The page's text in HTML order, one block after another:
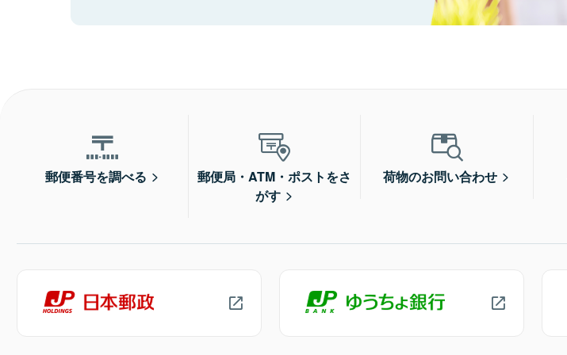
郵便番号を調べる
郵便局・ATM・ポストをさ
がす
荷物のお問い合わせ